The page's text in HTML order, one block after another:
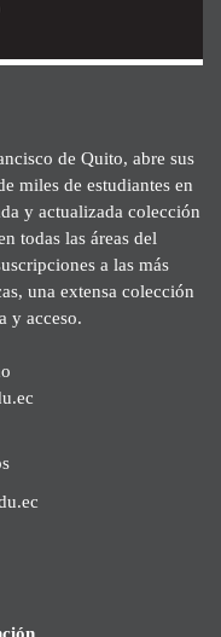
de Quito, abre sus
miles de estudiantes en
y actualizada colección
todas las áreas del
a las más
una extensa colección
y acceso.